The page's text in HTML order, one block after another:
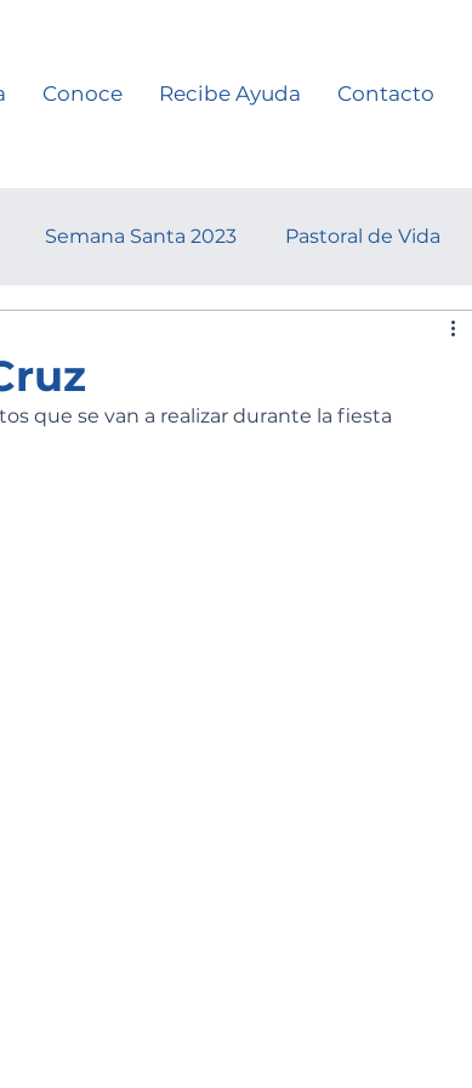
Conoce Recibe Ayuda Contacto
Semana Santa 2023 Pastoral de Vida
que se van a realizar durante la fiesta